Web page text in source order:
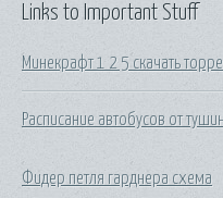
Links to Important Stuff
Минекрафт 1 2 5 скачать
Расписание автобусов от
Фидер петля гарднера схема